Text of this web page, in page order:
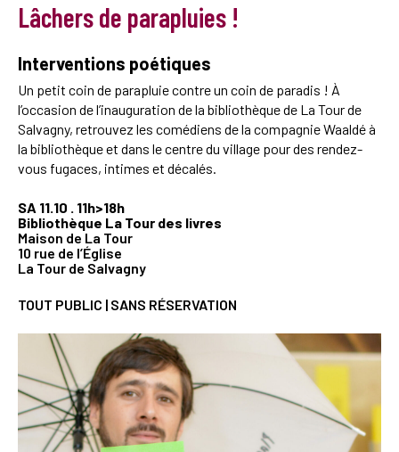
Lâchers de parapluies !
Interventions poétiques
Un petit coin de parapluie contre un coin de paradis ! À
l’occasion de l’inauguration de la bibliothèque de La Tour de
Salvagny, retrouvez les comédiens de la compagnie Waaldé à
la bibliothèque et dans le centre du village pour des rendez-
vous fugaces, intimes et décalés.
SA 11.10 . 11h>18h
Bibliothèque La Tour des livres
Maison de La Tour
10 rue de l’Église
La Tour de Salvagny
TOUT PUBLIC | SANS RÉSERVATION